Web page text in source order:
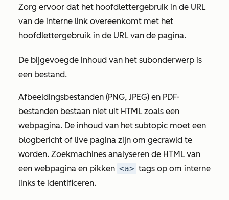
Zorg ervoor dat het hoofdlettergebruik in de URL
van de interne link overeenkomt met het
hoofdlettergebruik in de URL van de pagina.
De bijgevoegde inhoud van het subonderwerp is
een bestand.
Afbeeldingsbestanden (PNG, JPEG) en PDF-
bestanden bestaan niet uit HTML zoals een
webpagina. De inhoud van het subtopic moet een
blogbericht of live pagina zijn om gecrawld te
worden. Zoekmachines analyseren de HTML van
een webpagina en pikken <a> tags op om interne
links te identificeren.